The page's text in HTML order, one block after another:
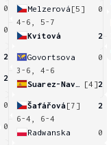
0
0
2
2
0
0
Melzerová [5]
0
4-6, 5-7
Kvitová
2
Govortsova
0
3-6, 4-6
[4]2
Šafářová[7]
2
6-4, 6-4
Radwanska
0